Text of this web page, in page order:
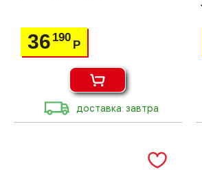
36 190
Р
доставка: завтра